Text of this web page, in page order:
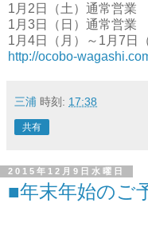
1月2日（土）通常営業
1月3日（日）通常営業
1月4日（月）～1月7日
http://ocobo-
三浦 時刻: 17:38
共有
2015年12月9日水曜日
■年末年始のご